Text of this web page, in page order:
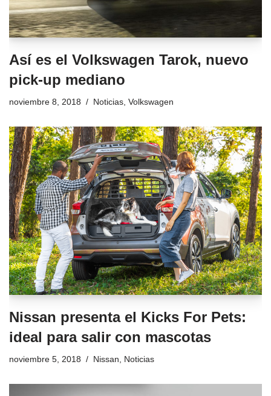
Así es el Volkswagen Tarok, nuevo
pick-up mediano
noviembre 8, 2018 Noticias Volkswagen
Nissan presenta el Kicks For Pets:
ideal para salir con mascotas
noviembre 5, 2018 Nissan, Noticias